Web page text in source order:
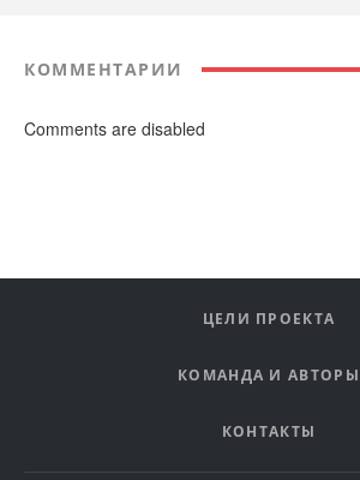
КОММЕНТАРИИ
Comments are disabled
ЦЕЛИ ПРОЕКТА
КОМАНДА И АВТОРЫ
КОНТАКТЫ